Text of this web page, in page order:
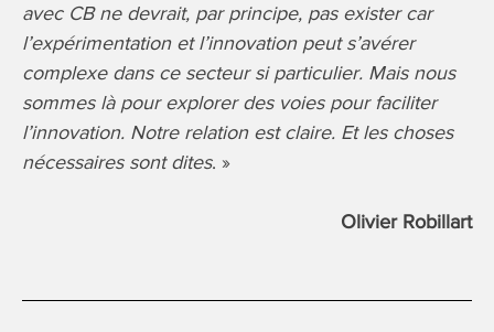
avec CB ne devrait, par principe, pas exister car
l’expérimentation et l’innovation peut s’avérer
complexe dans ce secteur si particulier. Mais nous
sommes là pour explorer des voies pour faciliter
l’innovation. Notre relation est claire. Et les choses
nécessaires sont dites. »
Olivier Robillart